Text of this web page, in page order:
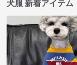
犬服 新着アイテム